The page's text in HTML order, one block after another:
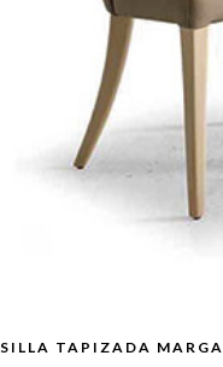
SILLA TAPIZADA MARGA